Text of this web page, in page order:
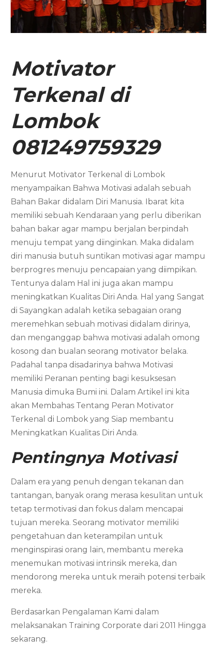
Motivator
Terkenal di
Lombok
081249759329
Menurut Motivator Terkenal di Lombok
menyampaikan Bahwa Motivasi adalah sebuah
Bahan Bakar didalam Diri Manusia. Ibarat kita
memiliki sebuah Kendaraan yang perlu diberikan
bahan bakar agar mampu berjalan berpindah
menuju tempat yang diinginkan. Maka didalam
diri manusia butuh suntikan motivasi agar mampu
berprogres menuju pencapaian yang diimpikan.
Tentunya dalam Hal ini juga akan mampu
meningkatkan Kualitas Diri Anda. Hal yang Sangat
di Sayangkan adalah ketika sebagaian orang
meremehkan sebuah motivasi didalam dirinya,
dan menganggap bahwa motivasi adalah omong
kosong dan bualan seorang motivator belaka.
Padahal tanpa disadarinya bahwa Motivasi
memiliki Peranan penting bagi kesuksesan
Manusia dimuka Bumi ini. Dalam Artikel ini kita
akan Membahas Tentang Peran Motivator
Terkenal di Lombok yang Siap membantu
Meningkatkan Kualitas Diri Anda.
Pentingnya Motivasi
Dalam era yang penuh dengan tekanan dan
tantangan, banyak orang merasa kesulitan untuk
tetap termotivasi dan fokus dalam mencapai
tujuan mereka. Seorang motivator memiliki
pengetahuan dan keterampilan untuk
menginspirasi orang lain, membantu mereka
menemukan motivasi intrinsik mereka, dan
mendorong mereka untuk meraih potensi terbaik
mereka.
Berdasarkan Pengalaman Kami dalam
melaksanakan Training Corporate dari 2011 Hingga
sekarang.